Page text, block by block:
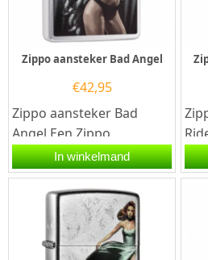
Zippo aansteker Bad Angel
€42,95
Zippo aansteker Bad
Angel.Een Zippo
aansteker is een
kwalitatief
goede aansteker met de...
In winkelmand